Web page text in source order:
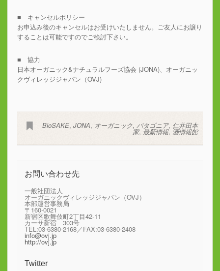
■ キャンセルポリシー
お申込み後のキャンセルはお受けいたしません。ご友人にお譲り
することは可能ですのでご検討下さい。
■ 協力
日本オーガニック&ナチュラルフーズ協会 (JONA)、オーガニッ
クヴィレッジジャパン（OVJ)
BioSAKE,JONA, オーガニック,パタゴニア, 仁井田本
家, 最新情報, 酒情報館
お問い合わせ先
一般社団法人
オーガニックヴィレッジジャパン（OVJ）
本部運営事務局
〒160-0021
新宿区歌舞伎町2丁目42-11
カーサ新宿 303号
TEL:03-6380-2168／FAX:03-6380-2408
info@ovj.jp
http://ovj.jp
Twitter